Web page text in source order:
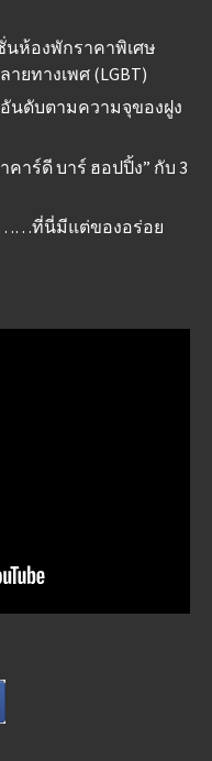
นห้องพักราคาพิเศษ
ทางเพศ (LGBT)
นดับตามความจุของฝูง
าร์ดี บาร์ ฮอปปิ้ง” กับ 3
ที่นี่มีแต่ของอร่อย